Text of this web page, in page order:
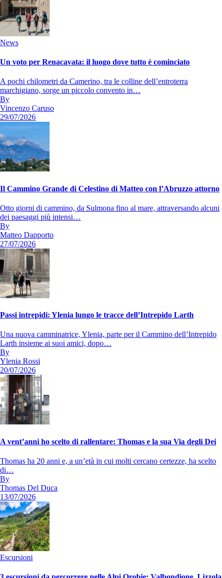
News
Un voto per Renacavata: il luogo dove tutto è cominciato
A pochi chilometri da Camerino, tra le colline dell’entroterra
marchigiano, sorge un piccolo convento in…
By
Vincenzo Caruso
29/07/2026
Il Cammino Grande di Celestino di Matteo con l’Abruzzo attorno
Otto giorni di cammino, da Sulmona fino al mare, attraversando alcuni
dei paesaggi più intensi…
By
Matteo Dapporto
27/07/2026
Passi intrepidi: Ylenia lungo le tracce dell’Intrepido Larth
Una nuova camminatrice, Ylenia, parte per il Cammino dell’Intrepido
Larth insieme ai suoi amici, dopo…
By
Ylenia Rossi
20/07/2026
A vent’anni ho scelto di rallentare: Thomas e la sua Via degli Dei
Thomas ha 20 anni e, a un’età in cui molti cercano certezze, ha scelto
di…
By
Thomas Del Duca
13/07/2026
Escursioni